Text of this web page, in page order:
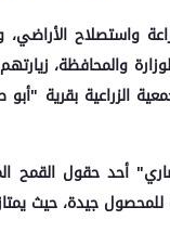
واستصلاح
والمحافظة،
الزراعية بقرية
جيدة، حيث